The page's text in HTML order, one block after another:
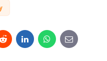
RedditLinkedInWhatsApp
E-
mail